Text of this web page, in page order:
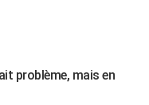
problème, mais en